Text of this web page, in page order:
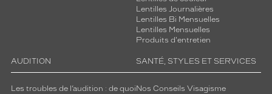
Lentilles Journalières
Lentilles Bi Mensuelles
Lentilles Mensuelles
Produits d'entretien
AUDITION
Les troubles de l’audition : de quoi
SANTÉ, STYLES ET SERVICES
Nos Conseils Visagisme